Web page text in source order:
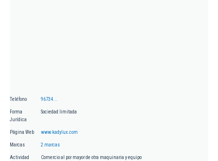
Teléfono 96734...
Forma
Jurídica
Sociedad limitada
Página Web www.kadylux.com
Marcas 2 marcas
Actividad Comercio al por mayor de otra maquinaria y equipo